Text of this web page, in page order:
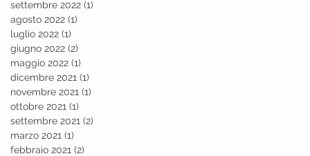
settembre 2022 (1)
agosto 2022 (1)
luglio 2022 (1)
giugno 2022 (2)
maggio 2022 (1)
dicembre 2021 (1)
novembre 2021 (1)
ottobre 2021 (1)
settembre 2021 (2)
marzo 2021 (1)
febbraio 2021 (2)